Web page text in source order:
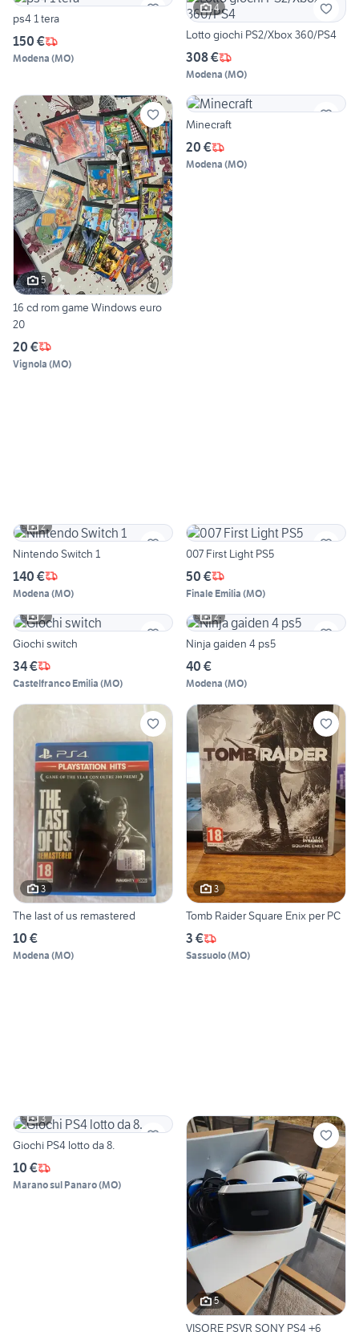
ps4 1 tera
150 €
Modena (MO)
4
Lotto giochi PS2/Xbox 360/PS4
308 €
Modena (MO)
5
16 cd rom game Windows euro
20
20 €
Vignola (MO)
Minecraft
20 €
Modena (MO)
2
Nintendo Switch 1
140 €
Modena (MO)
007 First Light PS5
50 €
Finale Emilia (MO)
2
Giochi switch
34 €
Castelfranco Emilia (MO)
2
Ninja gaiden 4 ps5
40 €
Modena (MO)
3
The last of us remastered
10 €
Modena (MO)
3
Tomb Raider Square Enix per PC
3 €
Sassuolo(MO)
3
Giochi PS4 lotto da 8.
10 €
Marano sul Panaro(MO)
5
VISORE PSVR SONY PS4 +6